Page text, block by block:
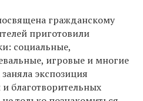
гражданскому
приготовили
социальные,
игровые и многие
экспозиция
благотворительных